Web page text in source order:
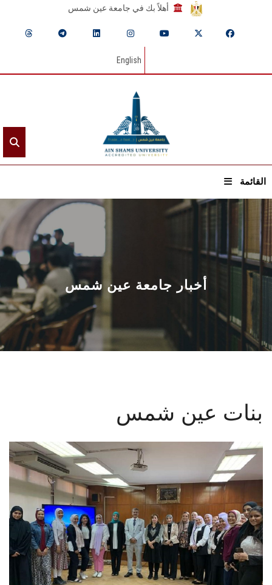
أهلاً بك في جامعة عين شمس
English
القائمة
الرئيسيـة
عن الجامعة
القطاعـات
الشئون الأكاديمية
البحث العلمي
الأنظمة الذكية
الإعلام
تواصل معنا
الطلاب
أخبار جامعة عين شمس
بنات عين شمس